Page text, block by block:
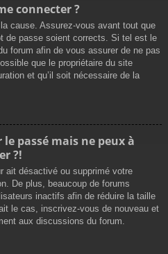
connecter ?
cause. Assurez-vous avant tout que
de passe soient corrects. Si tel est le
forum afin de vous assurer de ne pas
que le propriétaire du site
et qu’il soit nécessaire de la
passé mais ne peux à
?!
ait désactivé ou supprimé votre
De plus, beaucoup de forums
inactifs afin de réduire la taille
le cas, inscrivez-vous de nouveau et
aux discussions du forum.